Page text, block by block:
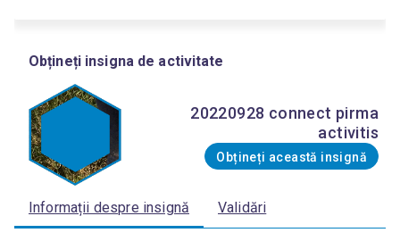
Obțineți insigna de activitate
20220928 connect pirma
activitis
Obțineți această insignă
Informații despre insignă Validări